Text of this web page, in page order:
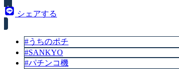
シェアする
#うちのポチ
#SANKYO
#パチンコ機